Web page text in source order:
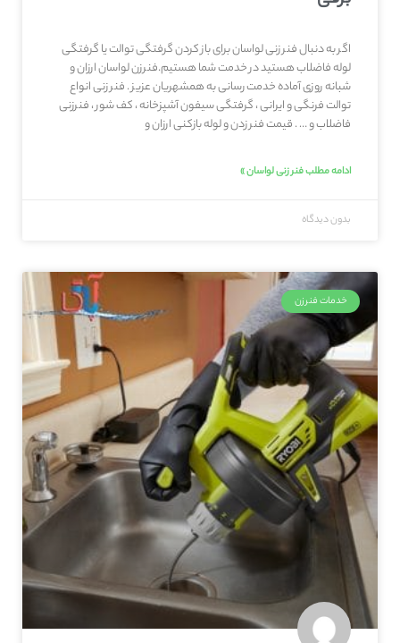
اگر به دنبال فنر زنی لواسان برای باز کردن گرفتگی توالت یا گرفتگی
لوله فاضلاب هستید در خدمت شما هستیم.فنرزن لواسان ارزان و
شبانه روزی آماده خدمت رسانی به همشهریان عزیز . فنر زنی انواع
توالت فرنگی و ایرانی ، گرفتگی سیفون آشپزخانه ، کف شور ، فنرزنی
فاضلاب و … . قیمت فنر زدن و لوله بازکنی ارزان و
ادامه مطلب فنر زنی لواسان »
بدون دیدگاه
خدمات فنرزن